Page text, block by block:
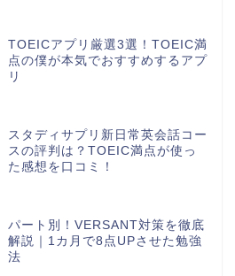
TOEICアプリ厳選3選！TOEIC満
点の僕が本気でおすすめするアプ
リ
スタディサプリ新日常英会話コー
スの評判は？TOEIC満点が使っ
た感想を口コミ！
パート別！VERSANT対策を徹底
解説｜1カ月で8点UPさせた勉強
法